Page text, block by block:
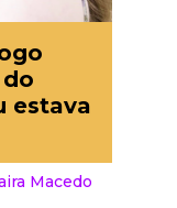
estava
Macedo